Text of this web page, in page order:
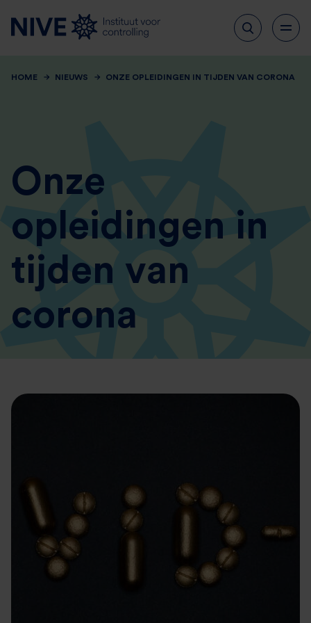
HOME NIEUWS ONZE OPLEIDINGEN IN TIJDEN VAN CORONA
Onze
opleidingen in
tijden van
corona